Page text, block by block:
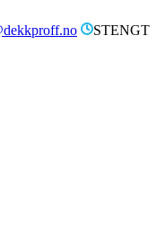
STENGT